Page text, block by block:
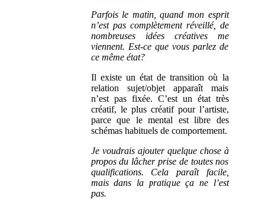
Parfois le matin, quand mon esprit
n’est pas complètement réveillé, de
nombreuses idées créatives me
viennent. Est-ce que vous parlez de
ce même état?
Il existe un état de transition où la
relation sujet/objet apparaît mais
n’est pas fixée. C’est un état très
créatif, le plus créatif pour l’artiste,
parce que le mental est libre des
schémas habituels de comportement.
Je voudrais ajouter quelque chose à
propos du lâcher prise de toutes nos
qualifications. Cela paraît facile,
mais dans la pratique ça ne l’est
pas.